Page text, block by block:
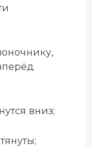
вниз;